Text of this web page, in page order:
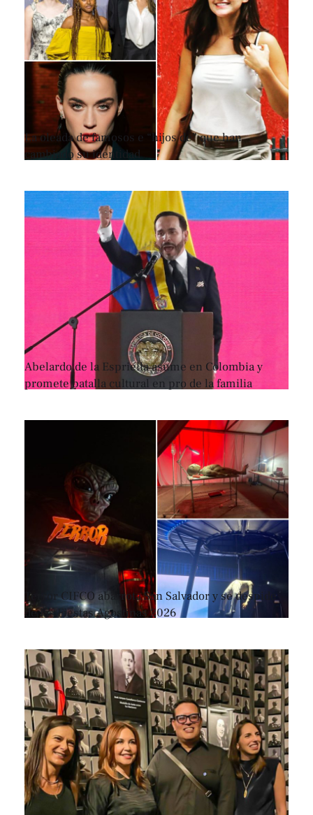
La oleada de famosos e “hijos de” que han
cambiado su identidad
Abelardo de la Espriella asume en Colombia y
promete batalla cultural en pro de la familia
Terror CIFCO abarrota San Salvador y se despide
de las Fiestas Agostinas 2026